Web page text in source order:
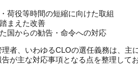
荷役等時間の短縮に向けた取組
まえた改善
国からの勧告・命令への対応
者、いわゆるCLOの選任義務は、
が主な対応事項となる点を整理して